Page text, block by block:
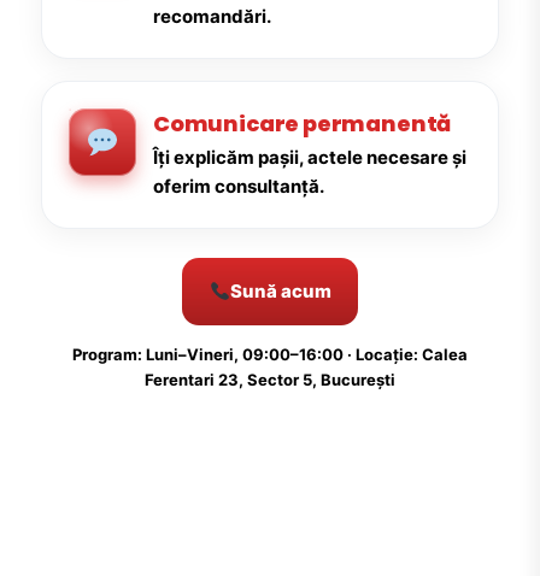
recomandări.
Comunicare permanentă
Îți explicăm pașii, actele necesare și
oferim consultanță.
Sună acum
Program: Luni–Vineri, 09:00–16:00 · Locație: Calea
Ferentari 23, Sector 5, București